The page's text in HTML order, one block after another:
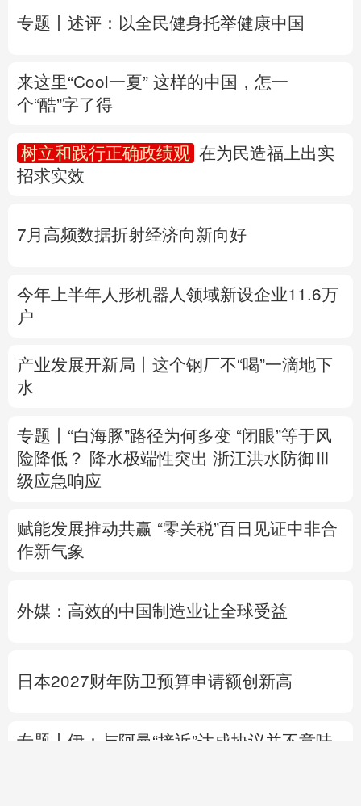
多语种频道
English Español Français عربى
Deutsch Português
专题丨 述评：以全民健身托举健康中国
来这里“Cool一夏” 这样的中国，怎一
个“酷”字了得
树立和践行正确政绩观
在为民造福上出实
招求实效
7月高频数据折射经济向新向好
今年上半年人形机器人领域新设企业11.6万
户
产业发展开新局丨 这个钢厂不“喝”一滴地下
水
专题丨 “白海豚”路径为何多变 “闭眼”等于风
险降低？
降水极端性突出 浙江洪水防御Ⅲ
级应急响应
赋能发展推动共赢 “零关税”百日见证中非合
作新气象
外媒：高效的中国制造业让全球受益
日本2027财年防卫预算申请额创新高
专题丨 伊：与阿曼“接近”达成协议并不意味